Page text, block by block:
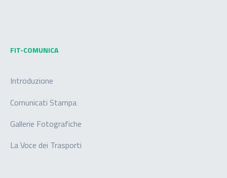
FIT-COMUNICA
Introduzione
Comunicati Stampa
Gallerie Fotografiche
La Voce dei Trasporti